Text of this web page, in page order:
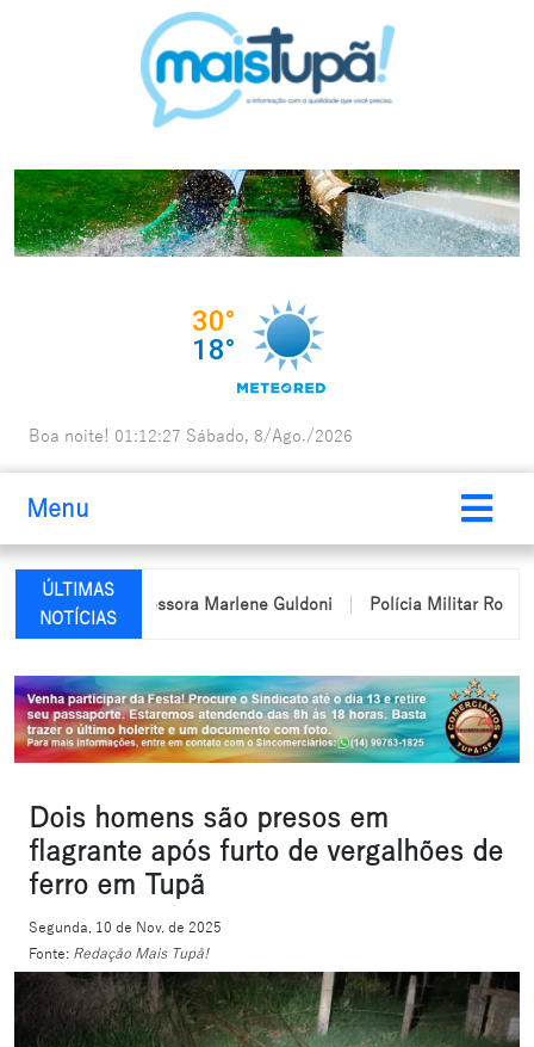
Boa noite! 01:12:28 Sábado, 8/Ago./2026
Menu
ÚLTIMAS
NOTÍCIAS
da professora Marlene Guldoni Polícia Militar Rodoviária
Dois homens são presos em
flagrante após furto de vergalhões de
ferro em Tupã
Segunda, 10 de Nov. de 2025
Fonte: Redação Mais Tupã!